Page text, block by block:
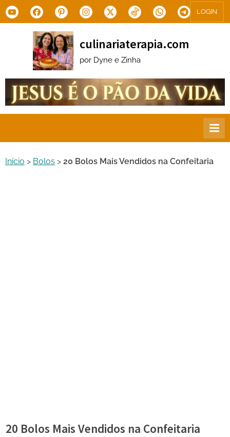
Skip
to
YoutubeFacebookPinterestInstagram
X.com Tiktok WhatsAppTelegram
LOGIN
culinariaterapia.com
por Dyne e Zinha
Início > Bolos > 20 Bolos Mais Vendidos na Confeitaria
20 Bolos Mais Vendidos na Confeitaria